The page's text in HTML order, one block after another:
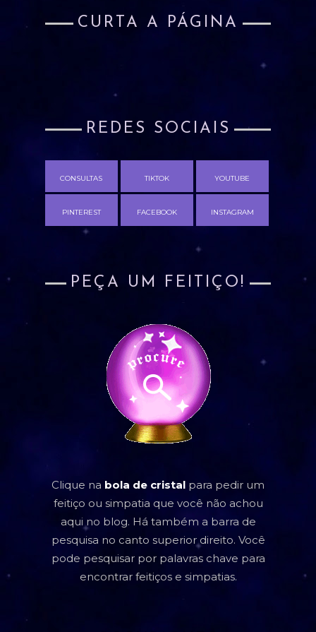
CURTA A PÁGINA
REDES SOCIAIS
CONSULTAS TIKTOK YOUTUBE
PINTEREST FACEBOOK INSTAGRAM
PEÇA UM FEITIÇO!
Clique na bola de cristal para pedir um
feitiço ou simpatia que você não achou
aqui no blog. Há também a barra de
pesquisa no canto superior direito. Você
pode pesquisar por palavras chave para
encontrar feitiços e simpatias.